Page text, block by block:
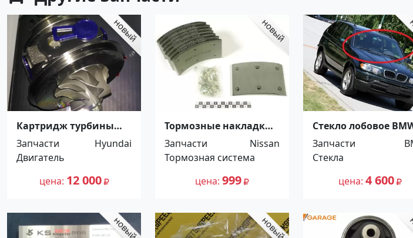
Картридж турбины
D4BH, 4D56 TF035
Hyundai H1, Starex,
Galloper Mitsubishi
Запчасти
Hyundai
Двигатель
цена 12 000
Тормозные накладки
Nissan Diesel Condor.
Распродажа! До -100%!
Краснодар
Запчасти
Nissan
Тормозная система
цена 999
Стекло лобовое
X5 4D 2000
Запчасти
Стекла
цена 4 600